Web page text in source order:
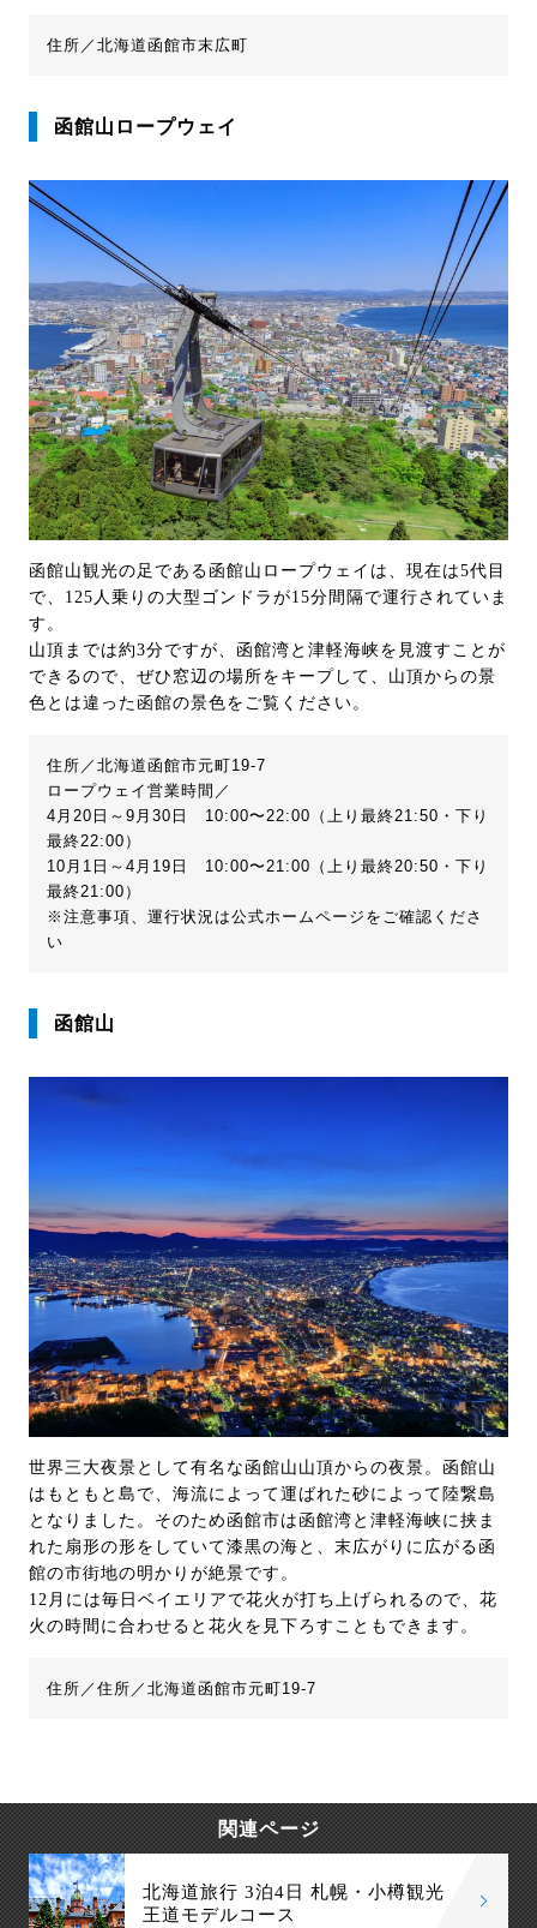
住所／北海道函館市末広町
函館山ロープウェイ
函館山観光の足である函館山ロープウェイは、現在は5代目
で、125人乗りの大型ゴンドラが15分間隔で運行されていま
す。
山頂までは約3分ですが、函館湾と津軽海峡を見渡すことが
できるので、ぜひ窓辺の場所をキープして、山頂からの景
色とは違った函館の景色をご覧ください。
住所／北海道函館市元町19-7
ロープウェイ営業時間／
4月20日～9月30日 10:00〜22:00（上り最終21:50・下り
最終22:00）
10月1日～4月19日 10:00〜21:00（上り最終20:50・下り
最終21:00）
※注意事項、運行状況は公式ホームページをご確認くださ
い
函館山
世界三大夜景として有名な函館山山頂からの夜景。函館山
はもともと島で、海流によって運ばれた砂によって陸繋島
となりました。そのため函館市は函館湾と津軽海峡に挟ま
れた扇形の形をしていて漆黒の海と、末広がりに広がる函
館の市街地の明かりが絶景です。
12月には毎日ベイエリアで花火が打ち上げられるので、花
火の時間に合わせると花火を見下ろすこともできます。
住所／住所／北海道函館市元町19-7
関連ページ
北海道旅行 3泊4日 札幌・小樽観光
王道モデルコース